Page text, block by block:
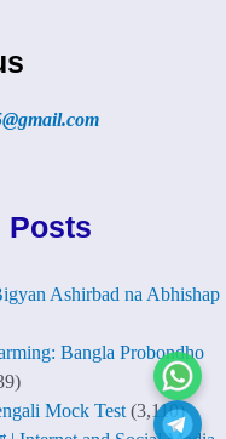
Posts
| Bigyan Ashirbad na Abhishap
Bangla Probondho
Mock Test (3,110)